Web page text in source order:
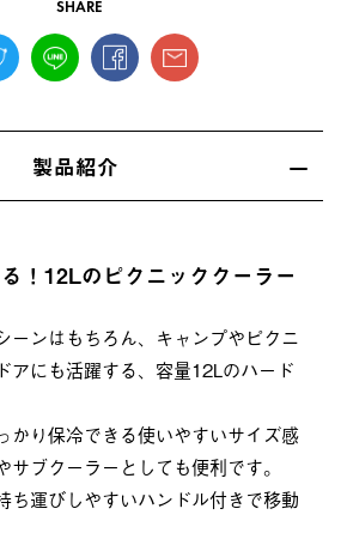
SHARE
製品紹介
！12Lのピクニッククーラー
ーンはもちろん、キャンプやピクニ
アにも活躍する、容量12Lのハード
かり保冷できる使いやすいサイズ感
サブクーラーとしても便利です。
ち運びしやすいハンドル付きで移動